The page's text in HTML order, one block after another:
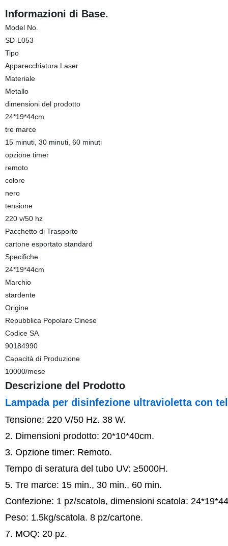
Informazioni di Base.
Model No.
SD-L053
Tipo
Apparecchiatura Laser
Materiale
Metallo
dimensioni del prodotto
24*19*44cm
tre marce
15 minuti, 30 minuti, 60 minuti
opzione timer
remoto
colore
nero
tensione
220 v/50 hz
Pacchetto di Trasporto
cartone esportato standard
Specifiche
24*19*44cm
Marchio
stardente
Origine
Repubblica Popolare Cinese
Codice SA
90184990
Capacità di Produzione
10000/mese
Descrizione del Prodotto
Lampada per disinfezione ultravioletta con
Tensione: 220 V/50 Hz. 38 W.
2. Dimensioni prodotto: 20*10*40cm.
3. Opzione timer: Remoto.
Tempo di seratura del tubo UV: ≥5000H.
5. Tre marce: 15 min., 30 min., 60 min.
Confezione: 1 pz/scatola, dimensioni scatola:
Peso: 1.5kg/scatola. 8 pz/cartone.
7. MOQ: 20 pz.